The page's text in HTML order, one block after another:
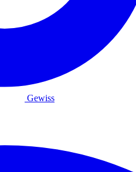
Gewiss